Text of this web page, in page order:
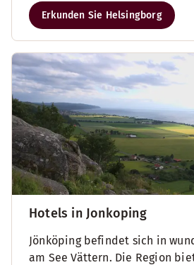
Erkunden Sie Helsingborg
Hotels in Jonkoping
Jönköping befindet sich in
am See Vättern. Die Region